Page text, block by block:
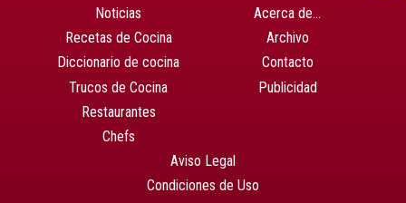
Noticias
Recetas de Cocina
Diccionario de cocina
Trucos de Cocina
Restaurantes
Chefs
Acerca de…
Archivo
Contacto
Publicidad
Aviso Legal
Condiciones de Uso